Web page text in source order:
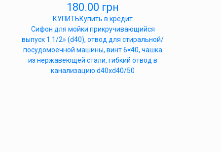
180.00 грн
КУПИТЬКупить в кредит
Cифон для мойки прикручивающийся
выпуск 1 1/2» (d40), отвод для стиральной/
посудомоечной машины, винт 6×40, чашка
из нержавеющей стали, гибкий отвод в
канализацию d40xd40/50